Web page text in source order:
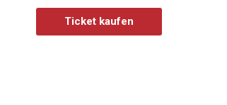
Ticket kaufen